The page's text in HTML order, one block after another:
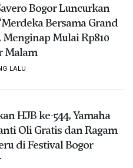
Bogor Luncurkan
Bersama Grand
Menginap Mulai Rp810
Malam
LALU
HJB ke-544, Yamaha
Oli Gratis dan Ragam
di Festival Bogor